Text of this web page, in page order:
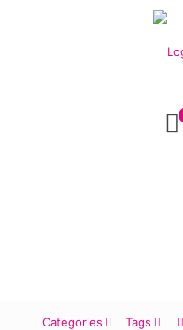
Categories Tags